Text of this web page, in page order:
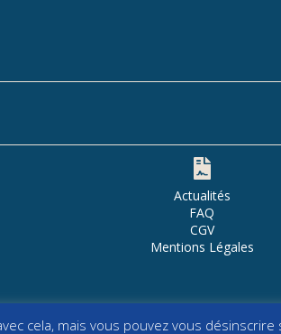

Actualités
FAQ
CGV
Mentions Légales
cela, mais vous pouvez vous désinscrire